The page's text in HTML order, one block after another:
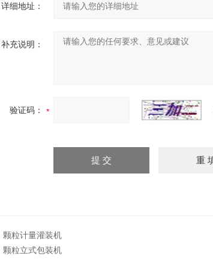
详细地址：
补充说明：
验证码：
颗粒计量灌装机
颗粒立式包装机